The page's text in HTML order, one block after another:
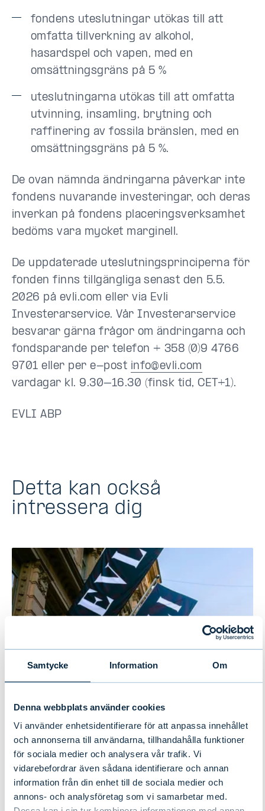
Samtycke Information Om
Denna webbplats använder cookies
Vi använder enhetsidentifierare för att anpassa innehållet
och annonserna till användarna, tillhandahålla funktioner
för sociala medier och analysera vår trafik. Vi
vidarebefordrar även sådana identifierare och annan
information från din enhet till de sociala medier och
annons- och analysföretag som vi samarbetar med.
fondens uteslutningar utökas till att
omfatta tillverkning av alkohol,
hasardspel och vapen, med en
omsättningsgräns på 5 %
uteslutningarna utökas till att omfatta
utvinning, insamling, brytning och
raffinering av fossila bränslen, med en
omsättningsgräns på 5 %.
De ovan nämnda ändringarna påverkar inte
fondens nuvarande investeringar, och deras
inverkan på fondens placeringsverksamhet
bedöms vara mycket marginell.
De uppdaterade uteslutningsprinciperna för
fonden finns tillgängliga senast den 5.5.
2026 på evli.com eller via Evli
Investerarservice. Vår Investerarservice
besvarar gärna frågor om ändringarna och
fondsparande per telefon + 358 (0)9 4766
9701 eller per e-post info@evli.com
vardagar kl. 9.30–16.30 (finsk tid, CET+1).
EVLI ABP
Detta kan också
intressera dig
Evlis halvårsrapport 1–6/2026:
Stabil tillväxt under första halvåret
NYHETER|EVLI-KONCERNEN 14.07.2026